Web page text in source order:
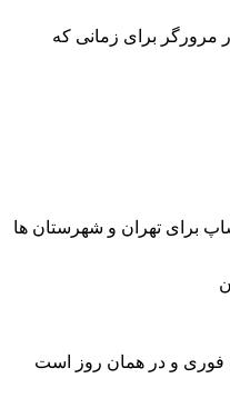
مرورگر برای زمانی که
برای تهران و شهرستان ها
فوری و در همان روز است